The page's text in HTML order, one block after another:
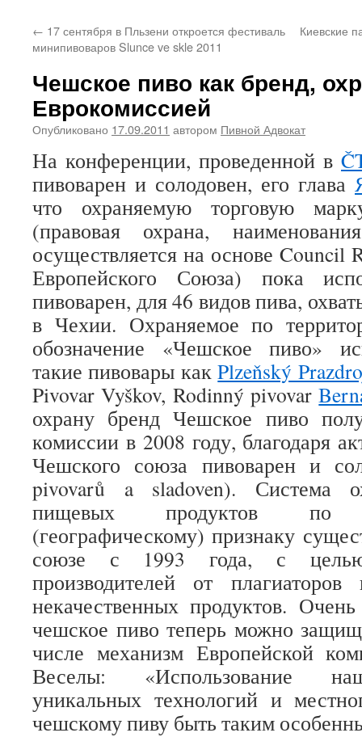
← 17 сентября в Пльзени откроется фестиваль
минипивоваров Slunce ve skle 2011
Киевские
Чешское пиво как бренд,
Еврокомиссией
Опубликовано 17.09.2011 автором Пивной Адвокат
На конференции, проведенной в
пивоварен и солодовен, его глава
что охраняемую торговую
(правовая охрана,
осуществляется на основе
Европейского Союза) пока
пивоварен, для 46 видов пива,
в Чехии. Охраняемое по
обозначение «Чешское пиво»
такие пивовары какPlzeňský
Pivovar Vyškov, Rodinný pivovar
охрану бренд Чешское пиво
комиссии в 2008 году, благодаря
Чешского союза пивоварен и
pivovarů a sladoven). Система
пищевых продуктов по
(географическому) признаку
союзе с 1993 года, с
производителей от
некачественных продуктов.
чешское пиво теперь можно
числе механизм Европейской
Веселы: «Использование
уникальных технологий и
чешскому пиву быть таким